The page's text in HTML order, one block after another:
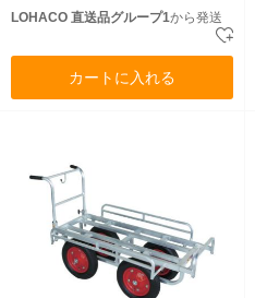
LOHACO 直送品グループ1から発送
カートに入れる